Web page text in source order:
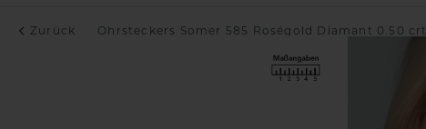
Zurück Ohrsteckers Somer 585 Roségold Diamant 0.50 crt